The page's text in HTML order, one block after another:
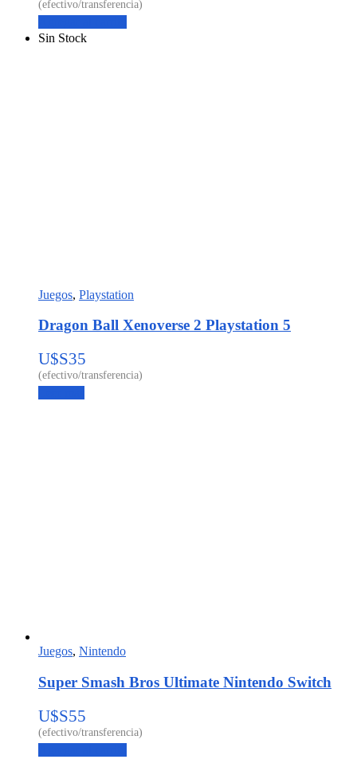
Sin Stock
Juegos, Playstation
Dragon Ball Xenoverse 2 Playstation 5
U$S35
Juegos, Nintendo
Super Smash Bros Ultimate Nintendo Switch
U$S55